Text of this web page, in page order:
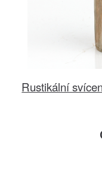
Rustikální